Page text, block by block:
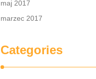
maj 2017
marzec 2017
Categories